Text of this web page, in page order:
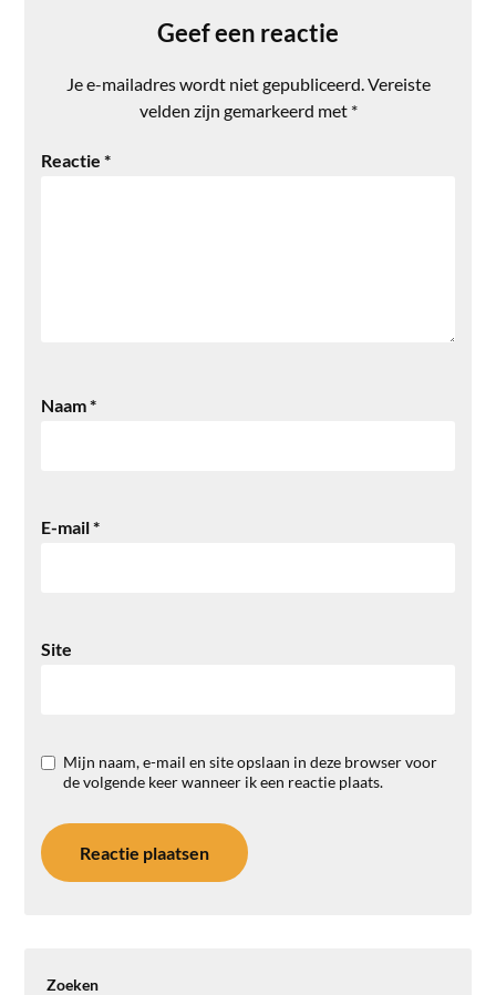
Geef een reactie
Je e-mailadres wordt niet gepubliceerd.Vereiste
velden zijn gemarkeerd met *
Reactie*
Naam*
E-mail*
Site
Mijn naam, e-mail en site opslaan in deze browser voor
de volgende keer wanneer ik een reactie plaats.
Zoeken